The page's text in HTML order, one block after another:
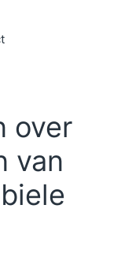
over
van